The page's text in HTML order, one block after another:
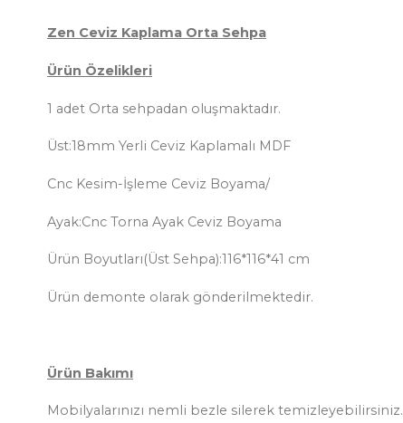
Zen Ceviz Kaplama Orta Sehpa
Ürün Özelikleri
1 adet Orta sehpadan oluşmaktadır.
Üst:18mm Yerli Ceviz Kaplamalı MDF
Cnc Kesim-İşleme Ceviz Boyama/
Ayak:Cnc Torna Ayak Ceviz Boyama
Ürün Boyutları(Üst Sehpa):116*116*41 cm
Ürün demonte olarak gönderilmektedir.
Ürün Bakımı
Mobilyalarınızı nemli bezle silerek temizleyebilirsiniz.